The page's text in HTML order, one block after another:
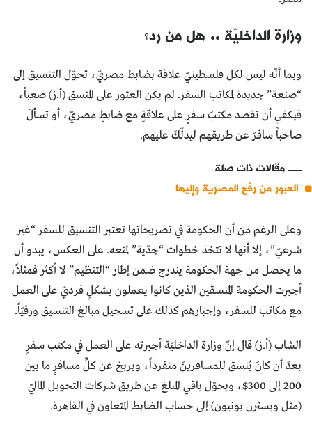
وزارة الداخليّة .. هل من رد؟
وبما أنّه ليس لكل فلسطينيّ علاقة بضابط مصريّ، تحوّل التنسيق إلى
“صنعة” جديدة لمكاتب السفر. لم يكن العثور على المنسق (أ.ز) صعباً،
فيكفي أن تقصد مكتبَ سفرٍ على علاقةٍ مع ضابطٍ مصريّ، أو تسألَ
صاحباً سافرَ عن طريقهم ليدلّكَ عليهم.
مقالات ذات صلة
العبور من رفح المصرية وإليها
وعلى الرغم من أن الحكومة في تصريحاتها تعتبر التنسيق للسفر “غير
شرعيّ”، إلا أنها لا تتخذ خطوات “جدّية” لمنعه. على العكس، يبدو أن
ما يحصل من جهة الحكومة يندرج ضمن إطار “التنظيم” لا أكثر فمثلاً،
أجبرت الحكومة المنسقين الذين كانوا يعملون بشكلٍ فرديّ على العمل
مع مكاتب للسفر، وإجبارهم كذلك على تسجيل مبالغ التنسيق ورقيّاً.
الشاب (أ.ز) قال إنّ وزارة الداخليّة أجبرته على العمل في مكتب سفرٍ
بعدَ أن كانَ يُنسق للمسافرينَ منفرداً، ويربحُ عن كلِّ مسافرٍ ما بين
200 إلى 300$، ويحوّل باقي المبلغ عن طريق شركات التحويل الماليّ
(مثل ويسترن يونيون) إلى حساب الضابط المتعاون في القاهرة.